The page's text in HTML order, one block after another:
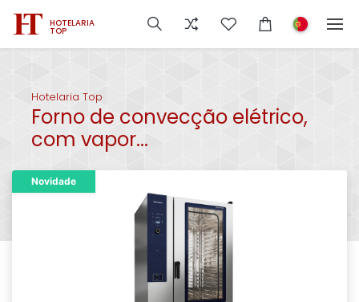
HOTELARIA
TOP
Hotelaria Top
Forno de convecção elétrico,
com vapor...
Novidade